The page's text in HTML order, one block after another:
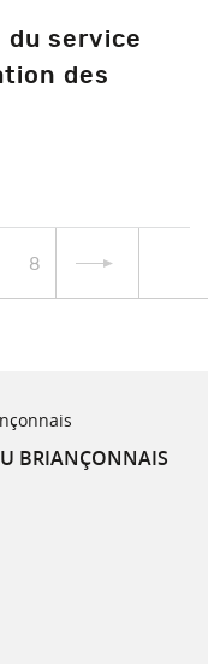
du service
des
8
BRIANÇONNAIS